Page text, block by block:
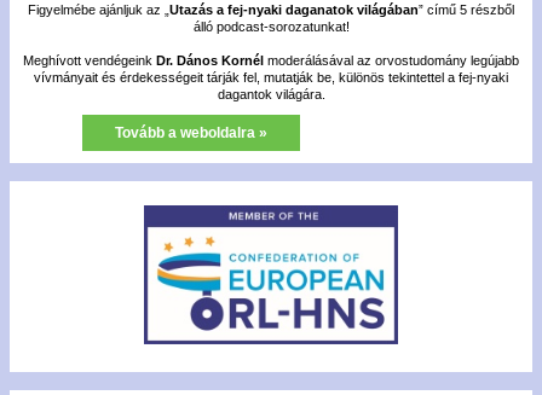
Figyelmébe ajánljuk az „ Utazás a fej-nyaki daganatok világában” című 5 részből
álló podcast-sorozatunkat!
Meghívott vendégeink Dr. Dános Kornél moderálásával az orvostudomány legújabb
vívmányait és érdekességeit tárják fel, mutatják be, különös tekintettel a fej-nyaki
dagantok világára.
Tovább a weboldalra »